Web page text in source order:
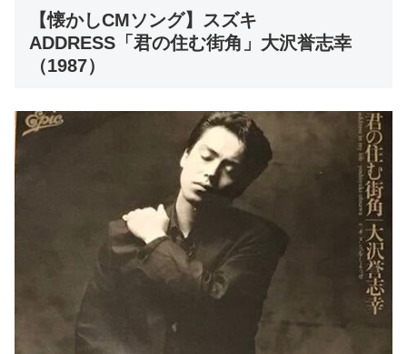
【懐かしCMソング】スズキ
ADDRESS「君の住む街角」大沢誉志幸
（1987）